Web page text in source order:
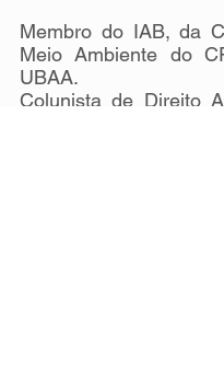
Membro do IAB, da
Meio Ambiente do
UBAA.
Colunista de Direito